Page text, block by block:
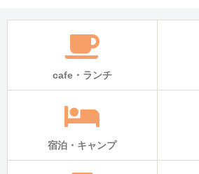
cafe・ランチ
宿泊・キャンプ